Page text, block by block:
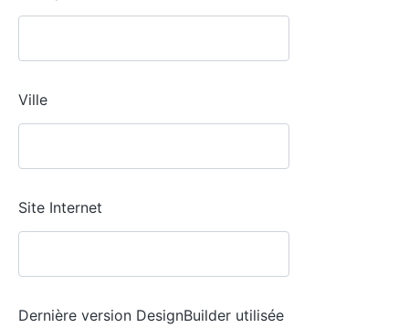
Ville
Site Internet
Dernière version DesignBuilder utilisée